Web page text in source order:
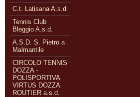
C.t. Latisana A.s.d.
Tennis Club
Bleggio A.s.d.
A.S.D. S. Pietro a
Malmantile
CIRCOLO TENNIS
DOZZA -
POLISPORTIVA
VIRTUS DOZZA
ROUTIER a.s.d.